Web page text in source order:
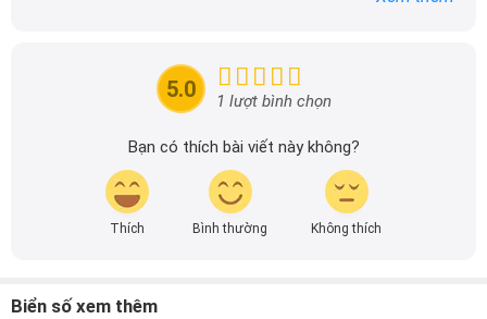
tin nhanh chóng và dễ dàng hơn.
5.0 1 lượt bình chọn
Bạn có thích bài viết này không?
Thích Bình thường Không thích
Biển số xem thêm